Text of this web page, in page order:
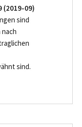
(2019-09)
sind
sind.